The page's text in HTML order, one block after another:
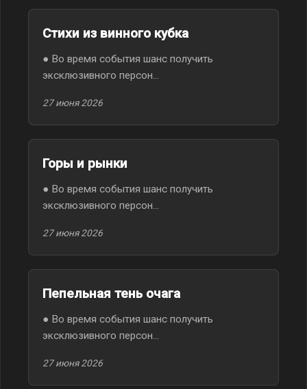
Стихи из винного кубка
● Во время события шанс получить
эксклюзивного персон...
27 июня 2026
Горы и рынки
● Во время события шанс получить
эксклюзивного персон...
27 июня 2026
Пепельная тень очага
● Во время события шанс получить
эксклюзивного персон...
27 июня 2026